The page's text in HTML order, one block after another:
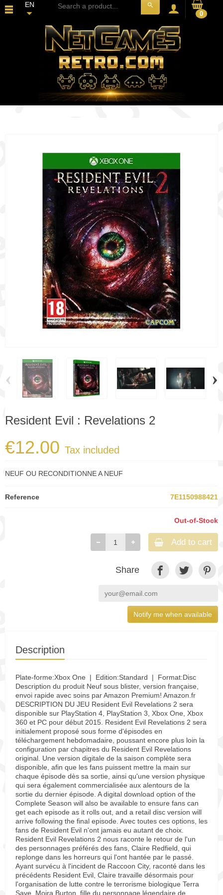
EN
search
0
‹ ›
Resident Evil : Revelations 2
€12.00 Tax included
NEUF OU RECONDITIONNE A NEUF
Reference 7E1150988421
Out-of-Stock
Add to cart
Share
Notify me when available
Description
Plate-forme:Xbox One | Edition:Standard | Format:Disc
Description du produit Neuf sous blister, version française,
envoi rapide avec soins par Amazon Premium! Amazon.fr
DESCRIPTION DU JEU Resident Evil Revelations 2 sera
disponible sur PlayStation 4, PlayStation 3, Xbox One, Xbox
360 et PC pour début 2015. Resident Evil Revelations 2 sera
initialement proposé sous forme d'épisodes en
téléchargement hebdomadaire, poussant encore plus loin la
configuration par chapitres du Resident Evil Revelations
original. Une version digitale de la saison complète sera
disponible, afin que les fans puissent mettre la main sur
chaque épisode dès sa sortie, ainsi qu'une version physique
qui sera également commercialisée aux alentours de la
sortie du dernier épisode. A digital download option of the
Complete Season will also be available to ensure fans can
get each episode as it rolls out, and a retail disc version will
arrive following the final episode. Avec toutes ces options, les
fans de Resident Evil n'ont jamais eu autant de choix.
Resident Evil Revelations 2 nous raconte le retour de l'un
des personnages préférés des fans, Claire Redfield, qui
replonge dans les horreurs qui l'ont hantée par le passé.
Ayant survécu à l'incident de Raccoon City, raconté dans les
précédents Resident Evil, Claire travaille désormais pour
l'organisation de lutte contre le terrorisme biologique Terra
Save. Moira Burton, fille du personnage légendaire de